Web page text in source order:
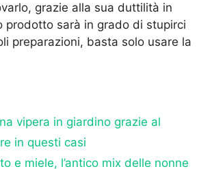
grazie alla sua duttilità in
prodotto sarà in grado di stupirci
preparazioni, basta solo usare la
vipera in giardino grazie al
in questi casi
e miele, l’antico mix delle nonne